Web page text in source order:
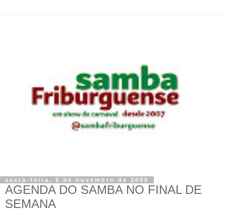
sexta-feira, 6 de novembro de 2009
AGENDA DO SAMBA NO FINAL DE
SEMANA